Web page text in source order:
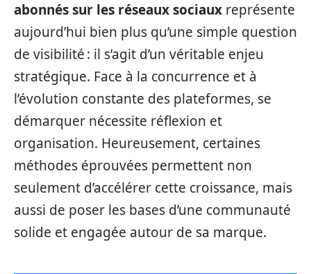
abonnés sur les réseaux sociaux représente
aujourd’hui bien plus qu’une simple question
de visibilité : il s’agit d’un véritable enjeu
stratégique. Face à la concurrence et à
l’évolution constante des plateformes, se
démarquer nécessite réflexion et
organisation. Heureusement, certaines
méthodes éprouvées permettent non
seulement d’accélérer cette croissance, mais
aussi de poser les bases d’une communauté
solide et engagée autour de sa marque.